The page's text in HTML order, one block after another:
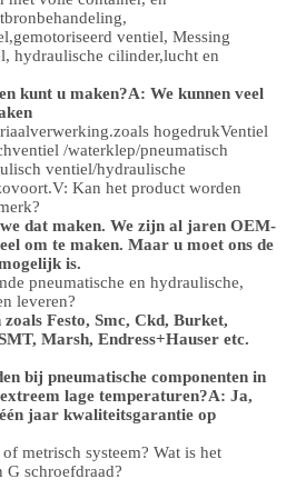
gemotoriseerd ventiel, Messing
hydraulische cilinder,lucht en
kunt u maken?A: We kunnen veel
zoals hogedrukVentiel
/waterklep/pneumatisch
ventiel/hydraulische
V: Kan het product worden
dat maken. We zijn al jaren OEM-
om te maken. Maar u moet ons de
is.
pneumatische en hydraulische,
leveren?
Festo, Smc, Ckd, Burket,
Marsh, Endress+Hauser etc.
bij pneumatische componenten in
lage temperaturen?A: Ja,
jaar kwaliteitsgarantie op
metrisch systeem? Wat is het
G schroefdraad?